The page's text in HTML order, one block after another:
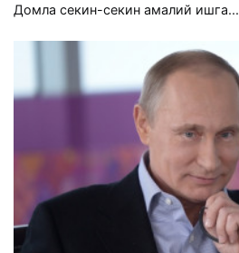
Домла секин-секин амалий ишга...